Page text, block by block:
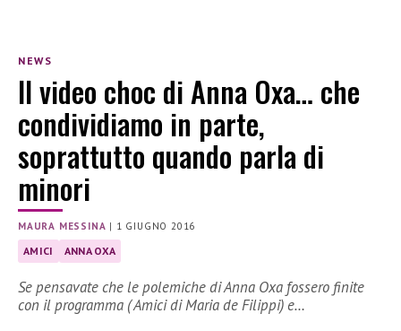
NEWS
Il video choc di Anna Oxa… che
condividiamo in parte,
soprattutto quando parla di
minori
MAURA MESSINA | 1 GIUGNO 2016
AMICI ANNA OXA
Se pensavate che le polemiche di Anna Oxa fossero finite
con il programma ( Amici di Maria de Filippi) e…